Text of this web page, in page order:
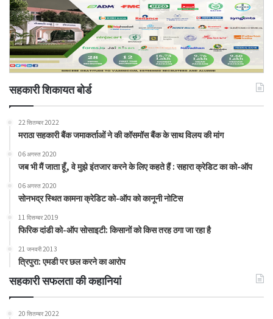
सहकारी शिकायत बोर्ड
22 सितम्बर 2022
मराठा सहकारी बैंक जमाकर्ताओं ने की कॉसमॉस बैंक के साथ विलय की मांग
06 अगस्त 2020
जब भी मैं जाता हूँ, वे मुझे इंतजार करने के लिए कहते हैं : सहारा क्रेडिट का को-ऑप
06 अगस्त 2020
सोनभद्र स्थित कामना क्रेडिट को-ऑप को कानूनी नोटिस
11 दिसम्बर 2019
फिरिक दांडी को-ऑप सोसाइटी: किसानों को किस तरह ठगा जा रहा है
21 जनवरी 2013
त्रिपुरा: एमडी पर छल करने का आरोप
सहकारी सफलता की कहानियां
20 सितम्बर 2022